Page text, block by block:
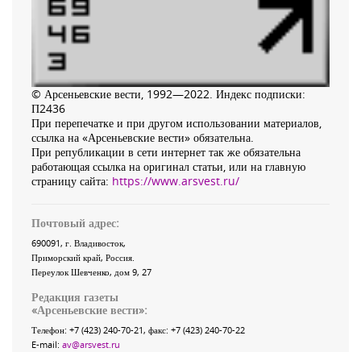
© Арсеньевские вести, 1992—2022. Индекс подписки:
П2436
При перепечатке и при другом использовании материалов,
ссылка на «Арсеньевские вести» обязательна.
При републикации в сети интернет так же обязательна
работающая ссылка на оригинал статьи, или на главную
страницу сайта: https://www.arsvest.ru/
Почтовый адрес:
690091, г. Владивосток,
Приморский край, Россия
Переулок Шевченко, дом 9, 27
Редакция газеты
«Арсеньевские вести»:
Телефон: +7 (423) 240-70-21, факс: +7 (423) 240-70-22
E-mail: av@arsvest.ru